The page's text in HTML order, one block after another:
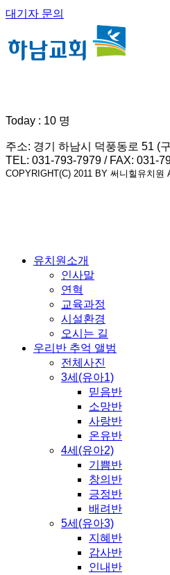
대기자 문의
Today : 10 명
주소: 경기 하남시 덕풍동로 51 (
TEL: 031-793-7979 / FAX: 031-
COPYRIGHT(C) 2011 BY 써니힐유치원
유치원소개
인사말
연혁
교육과정
시설환경
오시는 길
우리반 추억 앨범
전체사진
3세(유아1)
믿음반
소망반
사랑반
온유반
4세(유아2)
기쁨반
창의반
긍정반
배려반
5세(유아3)
지혜반
감사반
인내반